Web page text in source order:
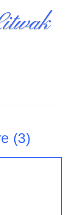
(3)